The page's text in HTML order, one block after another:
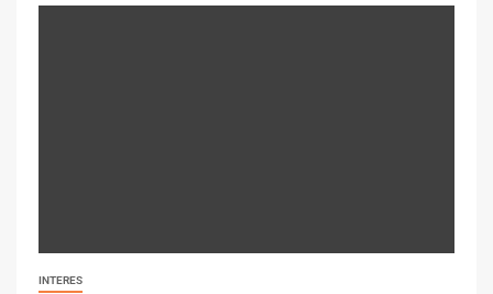
INTERES